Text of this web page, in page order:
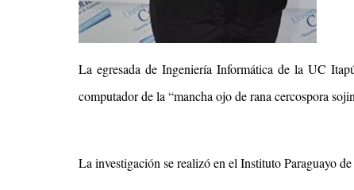
La egresada de Ingeniería Informática de la UC
computador de la “mancha ojo de rana cercospora
La investigación se realizó en el Instituto Paraguayo